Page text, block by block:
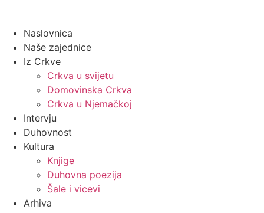
Naslovnica
Naše zajednice
Iz Crkve
Crkva u svijetu
Domovinska Crkva
Crkva u Njemačkoj
Intervju
Duhovnost
Kultura
Knjige
Duhovna poezija
Šale i vicevi
Arhiva